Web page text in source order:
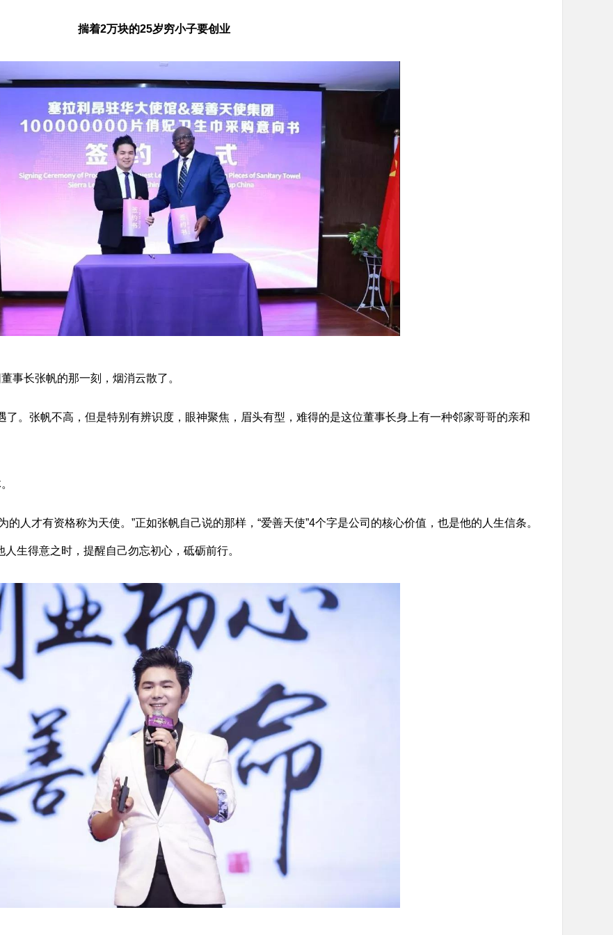
揣着2万块的25岁穷小子要创业
事长张帆的那一刻，烟消云散了。
。张帆不高，但是特别有辨识度，眼神聚焦，眉头有型，难得的是这位董事长身上有一种邻家哥哥的亲和
人才有资格称为天使。”正如张帆自己说的那样，“爱善天使”4个字是公司的核心价值，也是他的人生信条。
生得意之时，提醒自己勿忘初心，砥砺前行。